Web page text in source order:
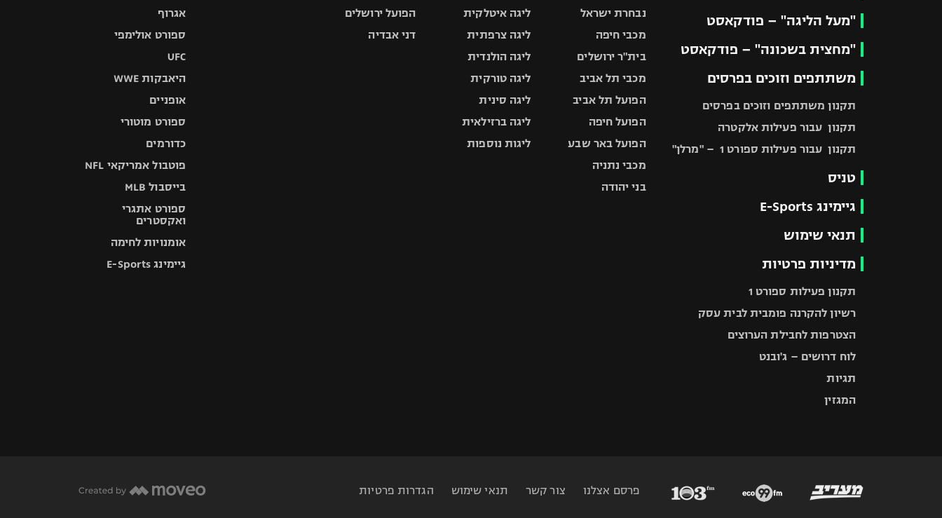
"מעל הליגה" – פודקאסט
"מחצית בשכונה" – פודקאסט
משתתפים וזוכים בפרסים
תקנון משתתפים וזוכים בפרסים
תקנון עבור פעילות אלקטרה
תקנון עבור פעילות ספורט 1 – "מרלן"
טניס
גיימינג E-Sports
תנאי שימוש
מדיניות פרטיות
תקנון פעילות ספורט 1
רשיון להקרנה פומבית לבית עסק
הצטרפות לחבילת הערוצים
לוח דרושים – ג'ובנט
תגיות
המגזין
נבחרת ישראל
מכבי חיפה
בית"ר ירושלים
מכבי תל אביב
הפועל תל אביב
הפועל חיפה
הפועל באר שבע
מכבי נתניה
בני יהודה
ליגה איטלקית
ליגה צרפתית
ליגה הולנדית
ליגה טורקית
ליגה סינית
ליגה ברזילאית
ליגות נוספות
הפועל ירושלים
דני אבדיה
אגרוף
ספורט אולימפי
UFC
היאבקות WWE
אופניים
ספורט מוטורי
כדורמים
פוטבול אמריקאי NFL
בייסבול MLB
ספורט אתגרי
ואקסטרים
אומנויות לחימה
גיימינג E-Sports
פרסם אצלנו צור קשר תנאי שימוש הגדרות פרטיות